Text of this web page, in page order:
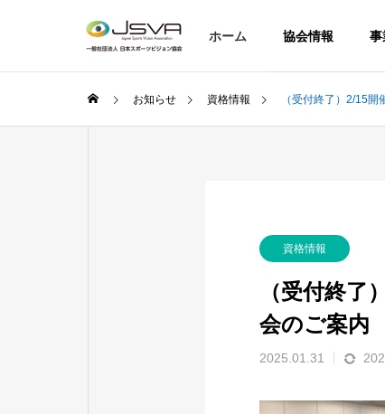
ホーム 協会情報 事
お知らせ 資格情報 （受付終了）2/15
資格情報
（受付終
会のご案内
2025.01.31